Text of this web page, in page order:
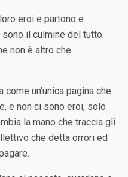
eroi e partono e
il culmine del tutto.
non è altro che
un’unica pagina che
e non ci sono eroi, solo
la mano che traccia gli
che detta orrori ed